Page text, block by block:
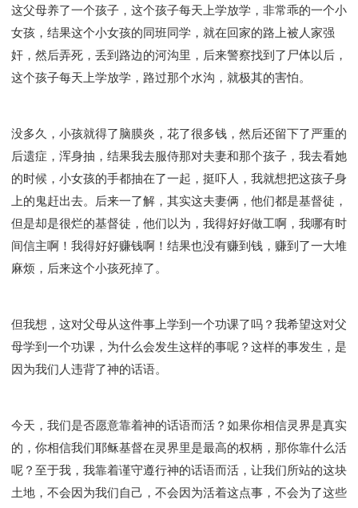
这父母养了一个孩子，这个孩子每天上学放学，非常乖的一个小
女孩，结果这个小女孩的同班同学，就在回家的路上被人家强
奸，然后弄死，丢到路边的河沟里，后来警察找到了尸体以后，
这个孩子每天上学放学，路过那个水沟，就极其的害怕。
没多久，小孩就得了脑膜炎，花了很多钱，然后还留下了严重的
后遗症，浑身抽，结果我去服侍那对夫妻和那个孩子，我去看她
的时候，小女孩的手都抽在了一起，挺吓人，我就想把这孩子身
上的鬼赶出去。后来一了解，其实这夫妻俩，他们都是基督徒，
但是却是很烂的基督徒，他们以为，我得好好做工啊，我哪有时
间信主啊！我得好好赚钱啊！结果也没有赚到钱，赚到了一大堆
麻烦，后来这个小孩死掉了。
但我想，这对父母从这件事上学到一个功课了吗？我希望这对父
母学到一个功课，为什么会发生这样的事呢？这样的事发生，是
因为我们人违背了神的话语。
今天，我们是否愿意靠着神的话语而活？如果你相信灵界是真实
的，你相信我们耶稣基督在灵界里是最高的权柄，那你靠什么活
呢？至于我，我靠着谨守遵行神的话语而活，让我们所站的这块
土地，不会因为我们自己，不会因为活着这点事，不会为了这些